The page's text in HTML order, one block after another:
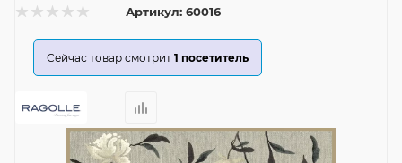
Артикул: 60016
Сейчас товар смотрит 1 посетитель